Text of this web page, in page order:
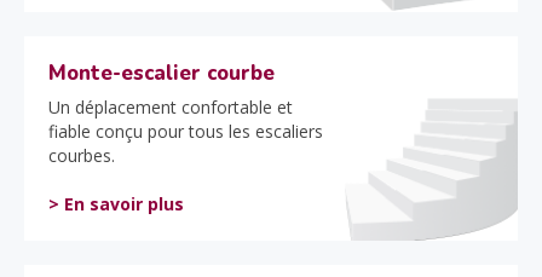
Monte-escalier courbe
Un déplacement confortable et
fiable conçu pour tous les escaliers
courbes.
> En savoir plus